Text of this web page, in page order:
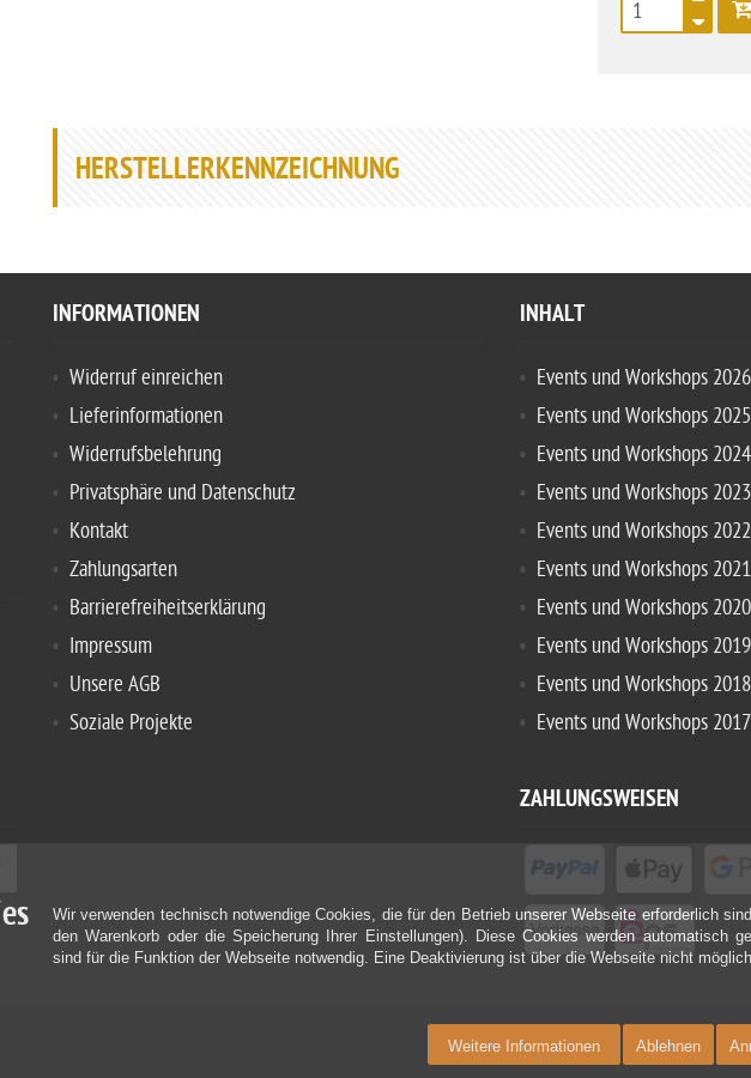
HERSTELLERKENNZEICHNUNG
INFORMATIONEN
Widerruf einreichen
Lieferinformationen
Widerrufsbelehrung
Privatsphäre und Datenschutz
Kontakt
Zahlungsarten
Barrierefreiheitserklärung
Impressum
Unsere AGB
Soziale Projekte
INHALT
Events und Workshops 2026
Events und Workshops 2025
Events und Workshops 2024
Events und Workshops 2023
Events und Workshops 2022
Events und Workshops 2021
Events und Workshops 2020
Events und Workshops 2019
Events und Workshops 2018
Events und Workshops 2017
ZAHLUNGSWEISEN
Wir verwenden technisch notwendige Cookies, die für den Betrieb unserer Webseite erforderlich
den Warenkorb oder die Speicherung Ihrer Einstellungen). Diese Cookies werden automatisch
sind für die Funktion der Webseite notwendig. Eine Deaktivierung ist über die Webseite nicht
Ablehnen
Weitere Informationen